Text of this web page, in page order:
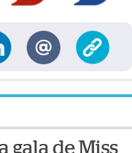
gala de Miss